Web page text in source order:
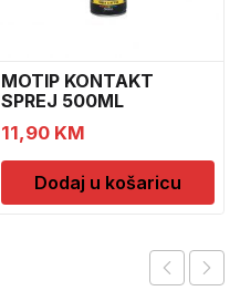
MOTIP KONTAKT
SPREJ 500ML
M090505
11,90 KM
Dodaj u košaricu